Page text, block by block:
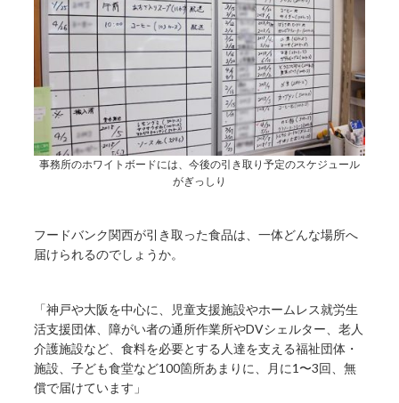
事務所のホワイトボードには、今後の引き取り予定のスケジュール
がぎっしり
フードバンク関西が引き取った食品は、一体どんな場所へ
届けられるのでしょうか。
「神戸や大阪を中心に、児童支援施設やホームレス就労生
活支援団体、障がい者の通所作業所やDVシェルター、老人
介護施設など、食料を必要とする人達を支える福祉団体・
施設、子ども食堂など100箇所あまりに、月に1〜3回、無
償で届けています」